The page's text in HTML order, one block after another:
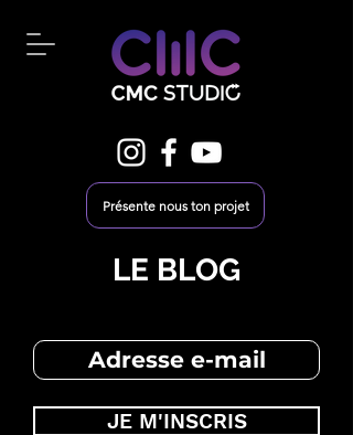
Présente nous ton projet
LE BLOG
JE M'INSCRIS